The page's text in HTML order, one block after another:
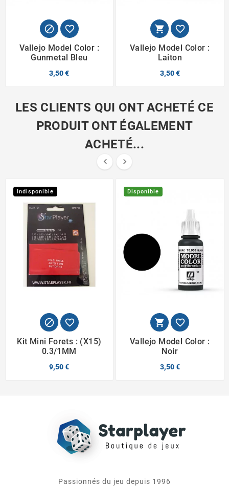
 
Vallejo Model Color :
Gunmetal Bleu
3,50 €
 
Vallejo Model Color :
Laiton
3,50 €
LES CLIENTS QUI ONT ACHETÉ CE
PRODUIT ONT ÉGALEMENT
ACHETÉ...
 
Indisponible
 
Kit Mini Forets : (X15)
0.3/1MM
9,50 €
Disponible
 
Vallejo Model Color :
Noir
3,50 €
Passionnés du jeu depuis 1996